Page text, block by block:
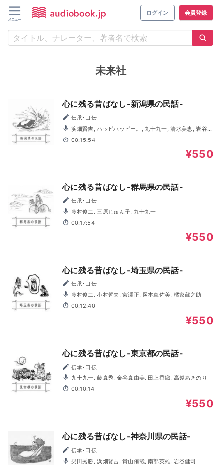
ログイン 会員登録
未来社
心に残る昔ばなし-新潟県の民話-
伝承･口伝
浜畑賢吉, ハッピハッピー。, 九十九一, 清水美恵, 岩谷健
司, 金谷真由美
00:15:54
¥550
心に残る昔ばなし-群馬県の民話-
伝承･口伝
藤村俊二, 三原じゅん子, 九十九一
00:17:54
¥550
心に残る昔ばなし-埼玉県の民話-
伝承･口伝
藤村俊二, 小村哲夫, 宮澤正, 岡本真佐美, 橘家蔵之助
00:12:40
¥550
心に残る昔ばなし-東京都の民話-
伝承･口伝
九十九一, 藤真秀, 金谷真由美, 田上香織, 高越あきのり
00:10:14
¥550
心に残る昔ばなし-神奈川県の民話-
伝承･口伝
柴田秀勝, 浜畑賢吉, 貴山侑哉, 南部英雄, 岩谷健司